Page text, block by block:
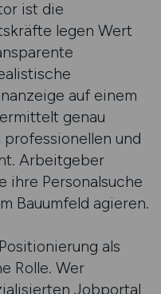
ist die
legen Wert
auf einem
genau
professionellen und
Arbeitgeber
ihre Personalsuche
Bauumfeld agieren.
als
Rolle. Wer
Jobportal